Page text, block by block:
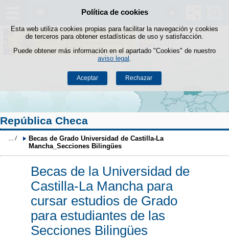
Política de cookies
Esta web utiliza cookies propias para facilitar la navegación y cookies
de terceros para obtener estadísticas de uso y satisfacción.
Puede obtener más información en el apartado "Cookies" de nuestro
aviso legal
Aceptar Rechazar
Saltar al contenido
República Checa
Becas de Grado Universidad de Castilla-La
Mancha_Secciones Bilingües
Becas de la Universidad de
Castilla-La Mancha para
cursar estudios de Grado
para estudiantes de las
Secciones Bilingües